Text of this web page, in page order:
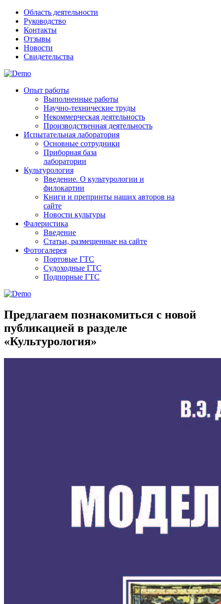
Область деятельности
Руководство
Контакты
Отзывы
Новости
Свидетельства
Опыт работы
Выполненные работы
Научно-технические труды
Некоммерческая деятельность
Производственная деятельность
Испытательная лаборатория
Основные сотрудники
Приборная база
лаборатории
Культурология
Введение. О культурологии и
филокартии
Книги и препринты наших авторов на
сайте
Новости культуры
Фалеристика
Введение
Статьи, размещенные на сайте
Фотогалерея
Портовые ГТС
Судоходные ГТС
Подпорные ГТС
Предлагаем познакомиться с новой
публикацией в разделе
«Культурология»